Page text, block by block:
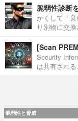
脆弱性診断
かくして「
り別物に交
[Scan
Security
は共有される
脆弱性と脅威